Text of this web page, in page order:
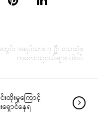
အရပ်သား ၇ ဦး သေဆုံး၊
ကလေးသူငယ်များ ပါဝင်
ထိုးမှုကြောင့်
ောင်နေရ